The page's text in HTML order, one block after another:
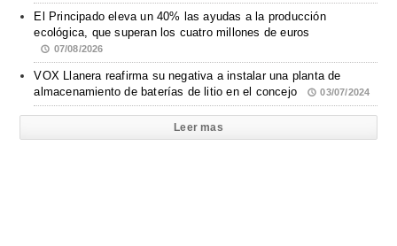
El Principado eleva un 40% las ayudas a la producción
ecológica, que superan los cuatro millones de euros
07/08/2026
VOX Llanera reafirma su negativa a instalar una planta de
almacenamiento de baterías de litio en el concejo
03/07/2024
Leer mas